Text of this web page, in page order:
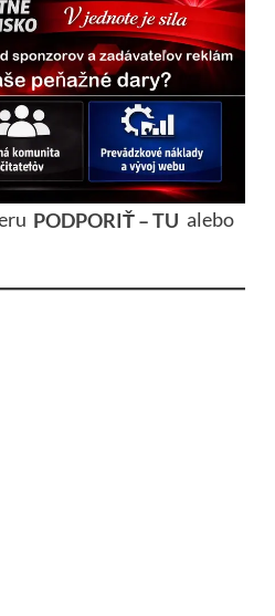
PODPORIŤ – TU alebo